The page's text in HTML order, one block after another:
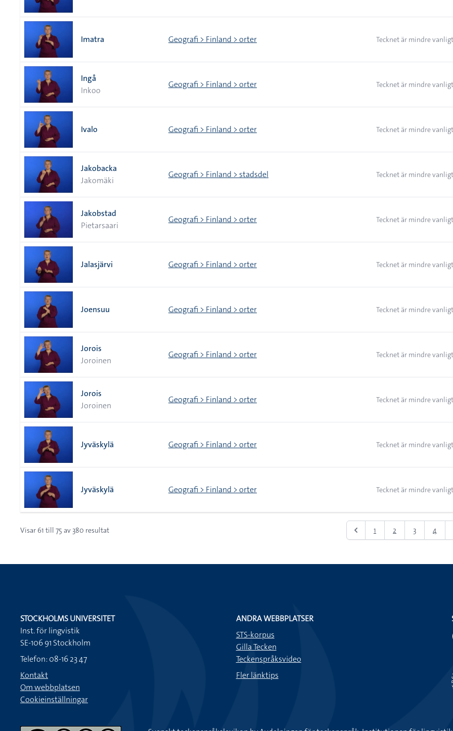
Imatra Geografi > Finland > orter Tecknet är mindre vanligt
Ingå
Inkoo
Geografi > Finland > orter Tecknet är mindre vanligt
Ivalo Geografi > Finland > orter Tecknet är mindre vanligt
Jakobacka
Jakomäki
Geografi > Finland > stadsdel Tecknet är mindre vanligt
Jakobstad
Pietarsaari
Geografi > Finland > orter Tecknet är mindre vanligt
Jalasjärvi Geografi > Finland > orter Tecknet är mindre vanligt
Joensuu Geografi > Finland > orter Tecknet är mindre vanligt
Jorois
Joroinen
Geografi > Finland > orter Tecknet är mindre vanligt
Jorois
Joroinen
Geografi > Finland > orter Tecknet är mindre vanligt
Jyväskylä Geografi > Finland > orter Tecknet är mindre vanligt
Jyväskylä Geografi > Finland > orter Tecknet är mindre vanligt
Visar 61 till 75 av 380 resultat 1 2 3 4
STOCKHOLMS UNIVERSITET
Inst. för lingvistik
SE-106 91 Stockholm
Telefon: 08-16 23 47
Kontakt
Om webbplatsen
Cookieinställningar
ANDRA WEBBPLATSER
STS-korpus
Gilla Tecken
Teckenspråksvideo
Fler länktips